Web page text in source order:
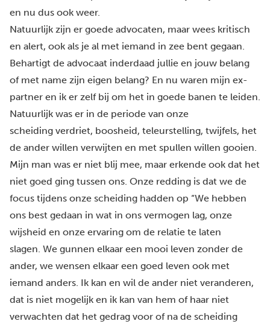
en nu dus ook weer.
Natuurlijk zijn er goede advocaten, maar wees kritisch
en alert, ook als je al met iemand in zee bent gegaan.
Behartigt de advocaat inderdaad jullie en jouw belang
of met name zijn eigen belang? En nu waren mijn ex-
partner en ik er zelf bij om het in goede banen te leiden.
Natuurlijk was er in de periode van onze
scheiding verdriet, boosheid, teleurstelling, twijfels, het
de ander willen verwijten en met spullen willen gooien.
Mijn man was er niet blij mee, maar erkende ook dat het
niet goed ging tussen ons. Onze redding is dat we de
focus tijdens onze scheiding hadden op “We hebben
ons best gedaan in wat in ons vermogen lag, onze
wijsheid en onze ervaring om de relatie te laten
slagen. We gunnen elkaar een mooi leven zonder de
ander, we wensen elkaar een goed leven ook met
iemand anders. Ik kan en wil de ander niet veranderen,
dat is niet mogelijk en ik kan van hem of haar niet
verwachten dat het gedrag voor of na de scheiding